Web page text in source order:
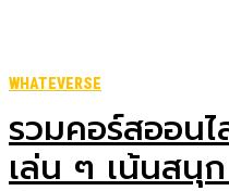
WHATEVERSE
รวมคอร์สออน
เล่น ๆ เน้นสนุ